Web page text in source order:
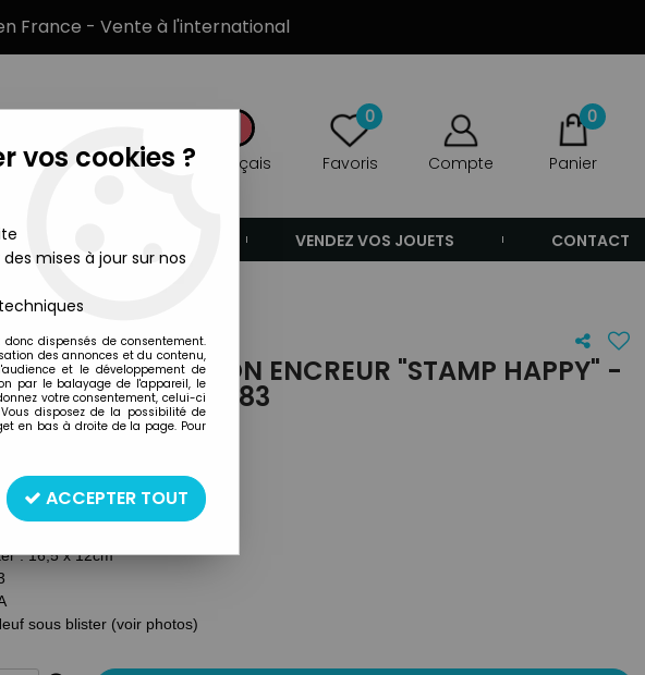
France - Vente à l'international
Français
0
Favoris Compte
0
Panier
VENDEZ VOS JOUETS CONTACT
Butller - Mattel 1983
BRITE - TAMPON ENCREUR "STAMP HAPPY" -
- MATTEL 1983
€TTC
: 16,5 x 12cm
sous blister (voir photos)
vos cookies ?
mises à jour sur nos
dispensés de consentement.
des annonces et du contenu,
et le développement de
par le balayage de l'appareil, le
votre consentement, celui-ci
disposez de la possibilité de
en bas à droite de la page. Pour
ACCEPTER TOUT